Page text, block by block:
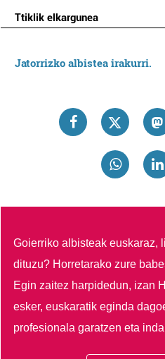
Ttiklik elkargunea
Jatorrizko albistea irakurri.
Goierriko albisteak euskaraz,
dituzu? Horretarako zure
Egin zaitez harpidedun, izan
esker, euskaratik eginda
profesionala garatzen eta